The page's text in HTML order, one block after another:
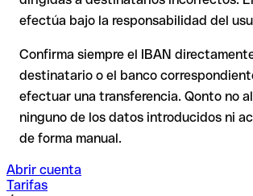
Recomendación: Verifica cada IBAN antes
transferencia con nuestro IBAN Checker
de duda, confírmalo directamente con el
precaución es especialmente importante
elevados o nuevas relaciones comerciales.
efectúa bajo la responsabilidad del
Confirma siempre el IBAN
destinatario o el banco
efectuar una transferencia. Qonto no
ninguno de los datos introducidos ni
de forma manual.
Abrir cuenta
Tarifas